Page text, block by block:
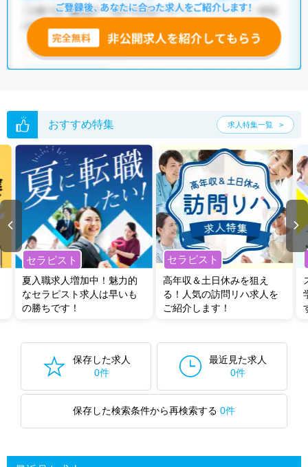
おすすめ特集 求人特集一覧
セラピスト
夏入職求人増加中！魅力的
なセラピスト求人は早いも
の勝ちです！
セラピスト
高年収＆土日休みを狙え
る！人気の訪問リハ求人を
ご紹介します！
保存した求人
0件
最近見た求人
0件
保存した検索条件から再検索する 0件